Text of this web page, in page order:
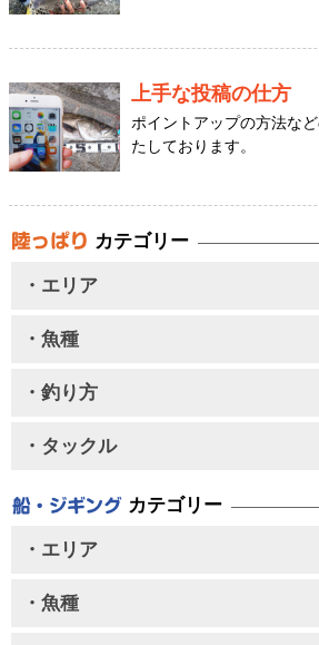
上手な投稿の仕方
ポイントアップの方法な
たしております。
カテゴリー
・エリア
・魚種
・釣り方
・タックル
カテゴリー
・エリア
・魚種